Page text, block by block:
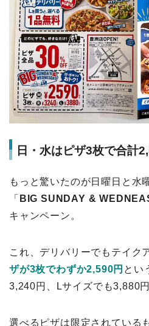
日・水はピザ3枚で合計
もっと驚いたのが日曜日と水
「 BIG SUNDAY &
キャンペーン。
これ、デリバリーでもテイク
ザが3枚でわずか2,590円 とい
3,240円、Lサイズでも3,880
選べるピザは限定されている